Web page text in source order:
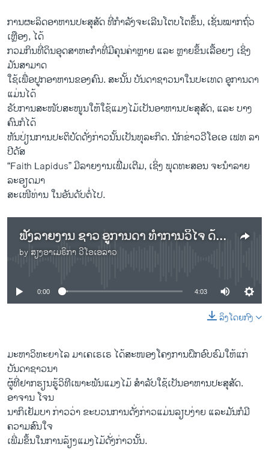
ລາຍງານ
ຕິດຕາມພວກເຮົາ ທີ່
ພາສາຕ່າງໆ
ການຜະລິດອາຫານປະສຸສັດ ທີ່ກຳລັງຈະເລີນໂຕບໂຕຂຶ້ນ, ເຊັ່ນໝາກຖົ່ວ
ເຫຼືອງ, ໄດ້
ກວມກິນທີ່ດິນອຸດສາຫະກຳທີ່ມີຄຸນຄ່າຫຼາຍ ແລະ ຫຼາຍຂຶ້ນເລື້ອຍໆ ເຊິ່ງ
ມັນສາມາດ
ໃຊ້ເພື່ອປູກອາຫານຂອງຄົນ. ສະນັ້ນ ບັນດາຊາວນາໃນປະເທດ ອູການດາ
ແມ່ນໄດ້
ຮັບການສະໜັບສະໜູນໃຫ້ໃຊ້ແມງໄມ້ເປັນອາຫານປະສຸສັດ, ແລະ ບາງ
ຄົນກໍໄດ້
ຫັນປ່ຽນການປະຕິບັດດັ່ງກ່າວນັ້ນເປັນທຸລະກິດ. ນັກຂ່າວວີໂອເອ ເຟທ ລາ
ປີດັສ
“Faith Lapidus” ມີລາຍງານເພີິ່ມເຕີມ, ເຊິ່ງ ພຸດທະສອນ ຈະນຳລາຍ
ລະອຽດມາ
ສະເໜີທ່ານ ໃນອັນດັບຕໍ່ໄປ.
ຟັງລາຍງານ ຊາວ ອູການດາ ທຳການວິໄຈ ດ້ວຍການໃຊ້ ແມງໄມ້ ເປັນອາຫານ ປະສຸສັດ
by ສຽງອາເມຣິກາ ວີໂອເອລາວ
No media source currently available
0:00 4:03
ລິງໂດຍກົງ
ມະຫາວິທະຍາໄລ ມາເຄເຣເຣ ໄດ້ສະໜອງໂຄງການຝຶກອົບຮົມໃຫ້ແກ່
ບັນດາຊາວນາ
ຜູ້ທີ່ຢາກຮຽນຮູ້ວິທີເພາະພັນແມງໄມ້ ສຳລັບໃຊ້ເປັນອາຫານປະສຸສັດ.
ອາຈານ ໂຈນ
ນາກິເຢັມບາ ກ່າວວ່າ ຂະບວນການດັ່ງກ່າວແມ່ນລຽບງ່າຍ ແລະມັນກໍມີ
ຄວາມສົນໃຈ
ເພີ່ມຂຶ້ນໃນການລ້ຽງແມງໄມ້ດັ່ງກ່າວນັ້ນ.